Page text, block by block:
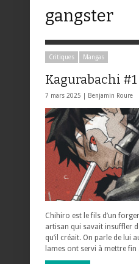
gangster
Critiques Mangas
Kagurabachi #1
7 mars 2025 | Benjamin Roure
Chihiro est le fils d’un
artisan qui savait insuffler
qu’il créait. On parle de lui
lames ont servi à mettre